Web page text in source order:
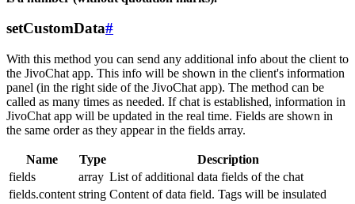
setCustomData#
With this method you can send any additional info about the client to
the JivoChat app. This info will be shown in the client's information
panel (in the right side of the JivoChat app). The method can be
called as many times as needed. If chat is established, information in
JivoChat app will be updated in the real time. Fields are shown in
the same order as they appear in the fields array.
Name Type
Description
fields
array List of additional data fields of the chat
fields.content string Content of data field. Tags will be insulated